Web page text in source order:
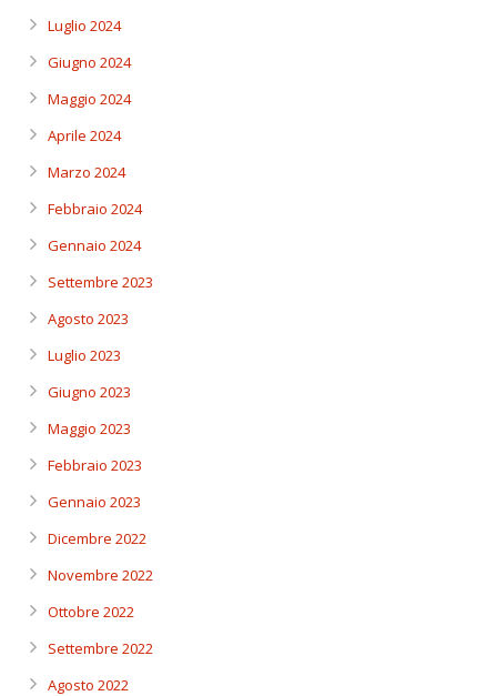
Luglio 2024
Giugno 2024
Maggio 2024
Aprile 2024
Marzo 2024
Febbraio 2024
Gennaio 2024
Settembre 2023
Agosto 2023
Luglio 2023
Giugno 2023
Maggio 2023
Febbraio 2023
Gennaio 2023
Dicembre 2022
Novembre 2022
Ottobre 2022
Settembre 2022
Agosto 2022